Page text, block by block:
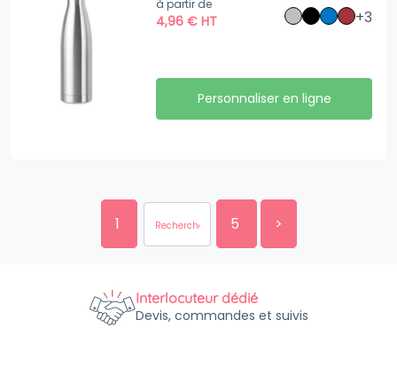
à partir de
4,96€ HT +3
Personnaliser en ligne
1 5 >
Interlocuteur dédié
Devis, commandes et suivis